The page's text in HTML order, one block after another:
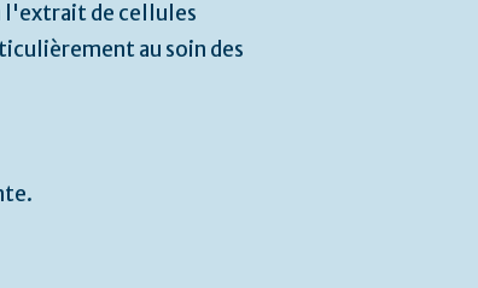
l'extrait de cellules
au soin des